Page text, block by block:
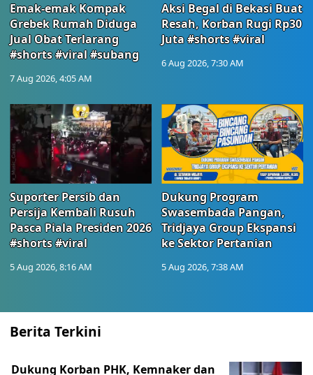
Emak-emak Kompak
Grebek Rumah Diduga
Jual Obat Terlarang
#shorts #viral #subang
7 Aug 2026, 4:05 AM
Aksi Begal di Bekasi Buat
Resah, Korban Rugi Rp30
Juta #shorts #viral
6 Aug 2026, 7:30 AM
Suporter Persib dan
Persija Kembali Rusuh
Pasca Piala Presiden 2026
#shorts #viral
5 Aug 2026, 8:16 AM
Dukung Program
Swasembada Pangan,
Tridjaya Group Ekspansi
ke Sektor Pertanian
5 Aug 2026, 7:38 AM
Berita Terkini
Dukung Korban PHK, Kemnaker dan